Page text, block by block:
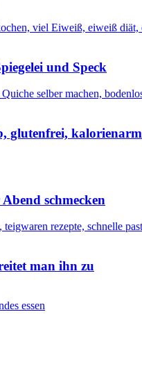
und Speck
glutenfrei, kalorienarm
schmecken
man ihn zu